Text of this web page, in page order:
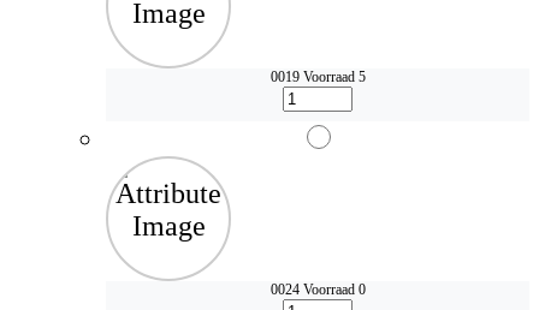
0019 Voorraad 5
0024 Voorraad 0